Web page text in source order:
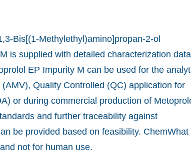
Bis[(1-Methylethyl)amino]propan-2-ol
is supplied with detailed characterization data
EP Impurity M can be used for the
Quality Controlled (QC) application for
or during commercial production of
and further traceability against
be provided based on feasibility. ChemWhat
not for human use.